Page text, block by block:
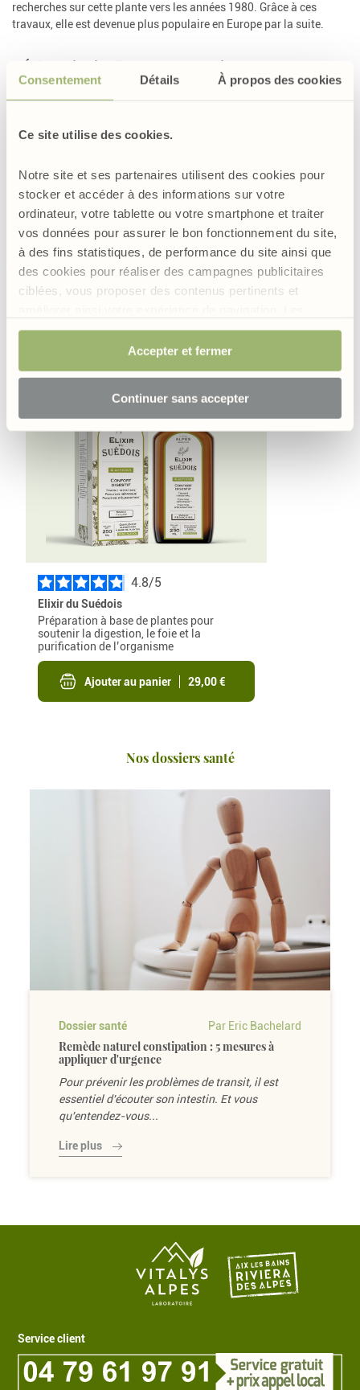
Consentement Détails À propos des cookies
Ce site utilise des cookies.
Notre site et ses partenaires utilisent des cookies pour
stocker et accéder à des informations sur votre
ordinateur, votre tablette ou votre smartphone et traiter
vos données pour assurer le bon fonctionnement du site,
à des fins statistiques, de performance du site ainsi que
des cookies pour réaliser des campagnes publicitaires
ciblées, vous proposer des contenus pertinents et
cookies permettant d’assurer le bon fonctionnement du
site sont obligatoires et sont de ce fait exemptés de
consentement. Votre choix sera conservé pendant 6
modifier votre choix et retirer votre consentement.
Accepter et fermer
Continuer sans accepter
recherches sur cette plante vers les années 1980. Grâce à ces
travaux, elle est devenue plus populaire en Europe par la suite.
L’Échinacée réveille votre immunité
De manière générale, les échinacées sont très utilisées en
favorisent la résistance de l’organisme en activant le système
froid.
De même, l’échinacée pourpre agit également sur la sphère
urinaire. Elle contribue à maintenir la
bonne santé du tractus
. L’Organisation Mondiale de la Santé (OMS) reconnaît
l’usage traditionnel des feuilles et des fleurs pour lutter contre les
troubles urinaires.
Nos formules contenant de l'échinacée
4.8/
Elixir du Suédois
Préparation à base de plantes pour
soutenir la digestion, le foie et la
purification de l’organisme
Ajouter au panier 29,00 €
Nos dossiers santé
Dossier santé Par Eric Bachelard
Remède naturel constipation : 5 mesures à
appliquer d'urgence
Pour prévenir les problèmes de transit, il est
essentiel d'écouter son intestin. Et vous
qu'entendez-vous...
Lire plus
Service client